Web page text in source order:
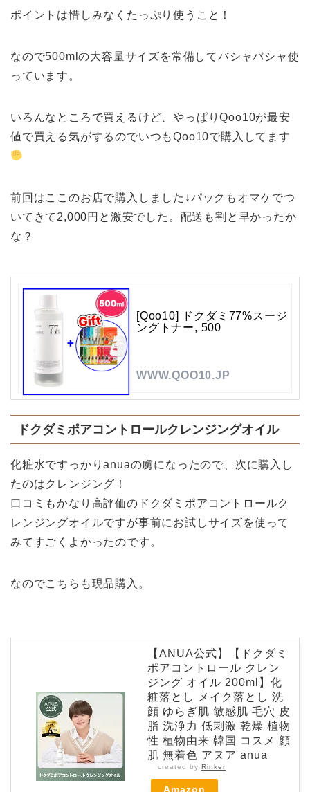
ポイントは惜しみなくたっぷり使うこと！
なので500mlの大容量サイズを常備してバシャバシャ使
っています。
いろんなところで買えるけど、やっぱりQoo10が最安
値で買える気がするのでいつもQoo10で購入してます
前回はここのお店で購入しました↓パックもオマケでつ
いてきて2,000円と激安でした。配送も割と早かったか
な？
[Qoo10] ドクダミ77%スージ
ングトナー, 500
WWW.QOO10.JP
ドクダミポアコントロールクレンジングオイル
化粧水ですっかりanuaの虜になったので、次に購入し
たのはクレンジング！
口コミもかなり高評価のドクダミポアコントロールク
レンジングオイルですが事前にお試しサイズを使って
みてすごくよかったのです。
なのでこちらも現品購入。
【ANUA公式】【ドクダミ
ポアコントロール クレン
ジング オイル 200ml】化
粧落とし メイク落とし 洗
顔 ゆらぎ肌 敏感肌 毛穴 皮
脂 洗浄力 低刺激 乾燥 植物
性 植物由来 韓国 コスメ 顔
肌 無着色 アヌア anua
created by Rinker
Amazon